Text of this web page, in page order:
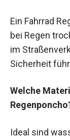
Ein Fahrrad
bei Regen
im
Sicherheit
Welche
Ideal sind